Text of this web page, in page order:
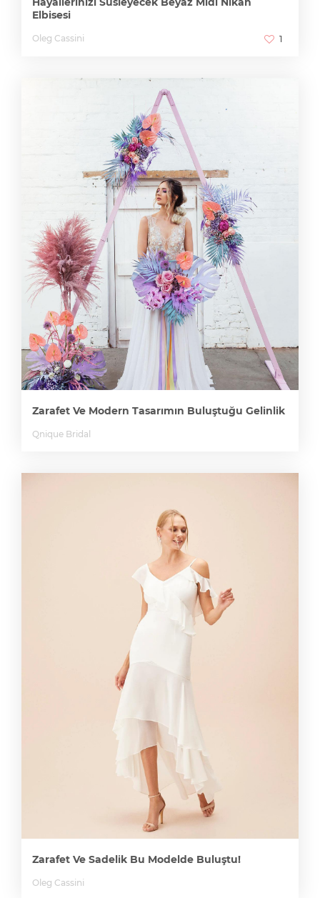
Elbisesi
Oleg Cassini 1
Zarafet Ve Modern Tasarımın Buluştuğu Gelinlik
Qnique Bridal
Zarafet Ve Sadelik Bu Modelde Buluştu!
Oleg Cassini